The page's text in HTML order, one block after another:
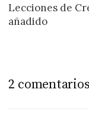
Lecciones de
añadido
2 comentarios